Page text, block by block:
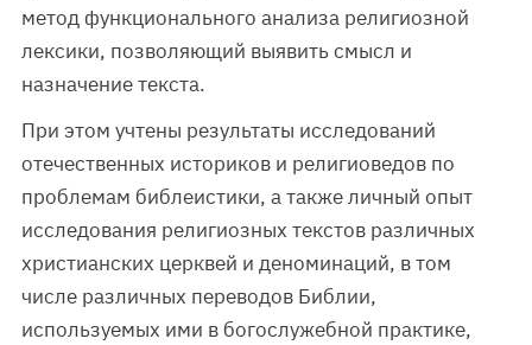
метод функционального анализа религиозной
лексики, позволяющий выявить смысл и
назначение текста.
При этом учтены результаты исследований
отечественных историков и религиоведов по
проблемам библеистики, а также личный опыт
исследования религиозных текстов различных
христианских церквей и деноминаций, в том
числе различных переводов Библии,
используемых ими в богослужебной практике,